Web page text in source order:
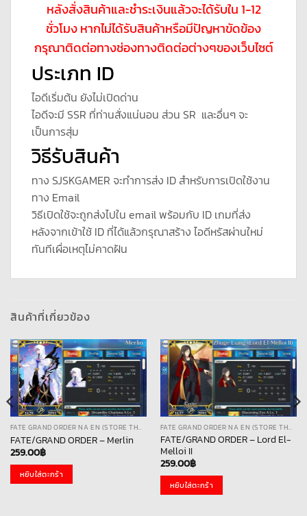
หลังสั่งสินค้าและชำระเงินแล้วจะได้รับใน 1-12
ชั่วโมง หากไม่ได้รับสินค้าหรือมีปัญหาขัดข้อง
กรุณาติดต่อทางช่องทางติดต่อต่างๆของเว็บไซต์
ประเภท ID
ไอดีเริ่มต้น ยังไม่เปิดด่าน
ไอดีจะมี SSR ที่ท่านสั่งแน่นอน ส่วน SR และอื่นๆ จะ
เป็นการสุ่ม
วิธีรับสินค้า
ทาง SJSKGAMER จะทำการส่ง ID สำหรับการเปิดใช้งาน
ทาง Email
วิธีเปิดใช้จะถูกส่งไปใน email พร้อมกับ ID เกมที่ส่ง
หลังจากเข้าใช้ ID ที่ได้แล้วกรุณาสร้าง ไอดีหรัสผ่านใหม่
ทันทีเผื่อเหตุไม่คาดฝัน
สินค้าที่เกี่ยวข้อง
FATE GRAND ORDER NA EN (STORE THAI)
FATE/GRAND ORDER – Merlin
259.00฿
หยิบใส่ตะกร้า
FATE GRAND ORDER NA EN (STORE THAI)
FATE/GRAND ORDER – Lord El-
Melloi II
259.00฿
หยิบใส่ตะกร้า